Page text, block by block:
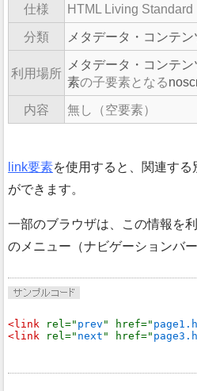
仕様 HTML Living Standard
分類 メタデータ・コンテン
利用場所
メタデータ・コンテン
素の子要素となる
内容 無し（空要素）
link要素を使用すると、関連す
ができます。
一部のブラウザは、この情報を
のメニュー（ナビゲーションバ
<link rel=" prev " href="
<link
rel=" next " href="